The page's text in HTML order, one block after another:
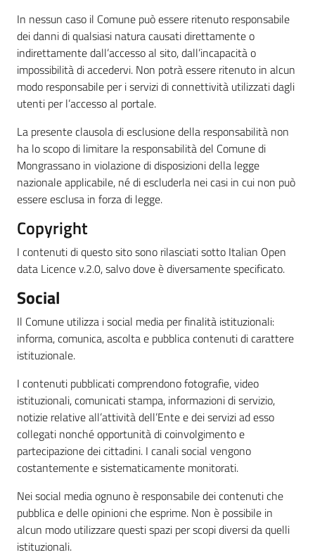
In nessun caso il Comune può essere ritenuto responsabile
dei danni di qualsiasi natura causati direttamente o
indirettamente dall’accesso al sito, dall’incapacità o
impossibilità di accedervi. Non potrà essere ritenuto in alcun
modo responsabile per i servizi di connettività utilizzati dagli
utenti per l’accesso al portale.
La presente clausola di esclusione della responsabilità non
ha lo scopo di limitare la responsabilità del Comune di
Mongrassano in violazione di disposizioni della legge
nazionale applicabile, né di escluderla nei casi in cui non può
essere esclusa in forza di legge.
Copyright
I contenuti di questo sito sono rilasciati sotto Italian Open
data Licence v.2.0, salvo dove è diversamente specificato.
Social
Il Comune utilizza i social media per finalità istituzionali:
informa, comunica, ascolta e pubblica contenuti di carattere
istituzionale.
I contenuti pubblicati comprendono fotografie, video
istituzionali, comunicati stampa, informazioni di servizio,
notizie relative all’attività dell’Ente e dei servizi ad esso
collegati nonché opportunità di coinvolgimento e
partecipazione dei cittadini. I canali social vengono
costantemente e sistematicamente monitorati.
Nei social media ognuno è responsabile dei contenuti che
pubblica e delle opinioni che esprime. Non è possibile in
alcun modo utilizzare questi spazi per scopi diversi da quelli
istituzionali.